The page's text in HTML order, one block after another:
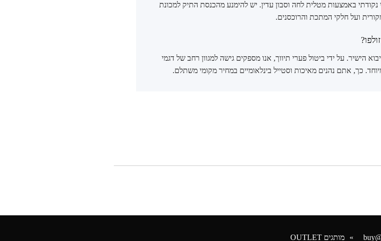
באמצעות מטלית לחה וסבון עדין. יש להימנע מהכנסת התיק למכונת
ועל חלקי המתכת והרוכסנים.
הישיר. על ידי ביטול פערי תיווך, אנו מספקים גישה למגוון רחב של דגמי
כך, אתם נהנים מאיכות וסטייל בינלאומיים במחיר מקומי משתלם.
מותגים OUTLET